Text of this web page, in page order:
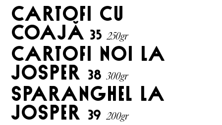
cartofi cu
coajă 35250gr
cARTOFI NOI LA
JOSPER 38300gr
SPARANGHEL LA
JOSPER 39200gr